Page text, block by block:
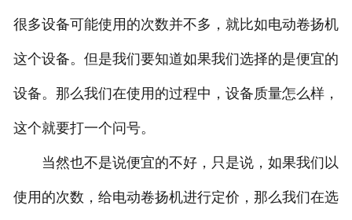
很多设备可能使用的次数并不多，就比如电动卷扬机
这个设备。但是我们要知道如果我们选择的是便宜的
设备。那么我们在使用的过程中，设备质量怎么样，
这个就要打一个问号。
当然也不是说便宜的不好，只是说，如果我们以
使用的次数，给电动卷扬机进行定价，那么我们在选